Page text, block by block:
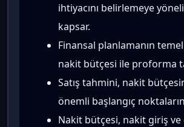
ihtiyacını belirlemeye
kapsar.
Finansal planlamanın
nakit bütçesi ile proforma
Satış tahmini, nakit
önemli başlangıç
Nakit bütçesi, nakit giriş ve